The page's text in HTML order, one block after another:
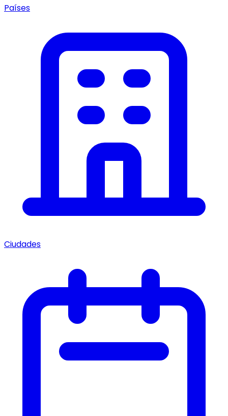
Países
Ciudades